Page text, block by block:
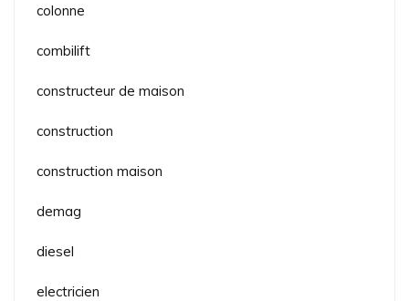
colonne
combilift
constructeur de maison
construction
construction maison
demag
diesel
electricien